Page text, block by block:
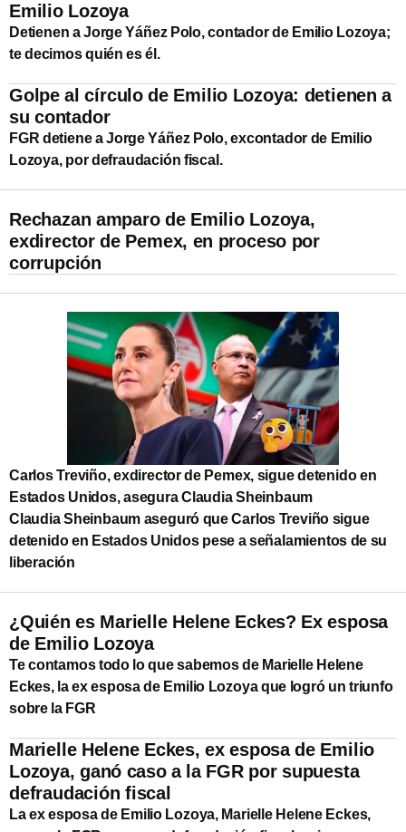
Emilio Lozoya
Detienen a Jorge Yáñez Polo, contador de Emilio Lozoya;
te decimos quién es él.
Golpe al círculo de Emilio Lozoya: detienen a
su contador
FGR detiene a Jorge Yáñez Polo, excontador de Emilio
Lozoya, por defraudación fiscal.
Rechazan amparo de Emilio Lozoya,
exdirector de Pemex, en proceso por
corrupción
Carlos Treviño, exdirector de Pemex, sigue detenido en
Estados Unidos, asegura Claudia Sheinbaum
Claudia Sheinbaum aseguró que Carlos Treviño sigue
detenido en Estados Unidos pese a señalamientos de su
liberación
¿Quién es Marielle Helene Eckes? Ex esposa
de Emilio Lozoya
Te contamos todo lo que sabemos de Marielle Helene
Eckes, la ex esposa de Emilio Lozoya que logró un triunfo
sobre la FGR
Marielle Helene Eckes, ex esposa de Emilio
Lozoya, ganó caso a la FGR por supuesta
defraudación fiscal
La ex esposa de Emilio Lozoya, Marielle Helene Eckes,